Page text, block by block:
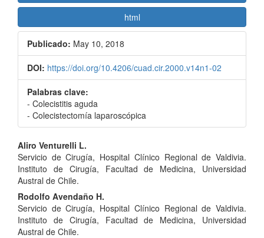
html
Publicado: May 10, 2018
DOI: https://doi.org/10.4206/cuad.cir.2000.v14n1-02
Palabras clave:
- Colecistitis aguda
- Colecistectomía laparoscópica
Contenido
principal
del
artículo
Aliro Venturelli L.
Servicio de Cirugía, Hospital Clínico Regional de Valdivia.
Instituto de Cirugía, Facultad de Medicina, Universidad
Austral de Chile.
Rodolfo Avendaño H.
Servicio de Cirugía, Hospital Clínico Regional de Valdivia.
Instituto de Cirugía, Facultad de Medicina, Universidad
Austral de Chile.